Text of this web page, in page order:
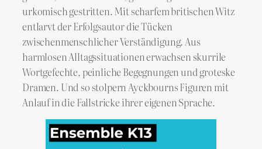
urkomisch gestritten. Mit scharfem britischen Witz
entlarvt der Erfolgsautor die Tücken
zwischenmenschlicher Verständigung. Aus
harmlosen Alltagssituationen erwachsen skurrile
Wortgefechte, peinliche Begegnungen und groteske
Dramen. Und so stolpern Ayckbourns Figuren mit
Anlauf in die Fallstricke ihrer eigenen Sprache.